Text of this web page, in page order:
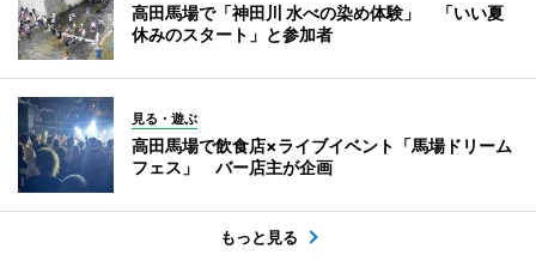
高田馬場で「神田川 水べの染め体験」 「いい夏
休みのスタート」と参加者
見る・遊ぶ
高田馬場で飲食店×ライブイベント「馬場ドリーム
フェス」 バー店主が企画
もっと見る